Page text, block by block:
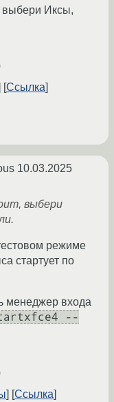
выбери Иксы,
Ссылка
10.03.2025
выбери
режиме
стартует по
менеджер входа
--
Ссылка